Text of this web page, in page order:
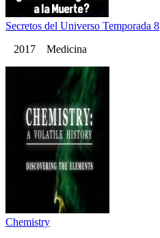
Secretos del Universo Temporada 8
2017 Medicina
Chemistry